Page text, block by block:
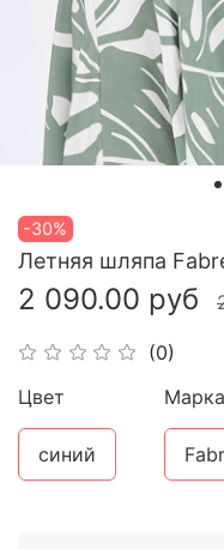
-30%
(0)
Летняя шляпа
2 090.00 руб
Цвет
синий
Марка